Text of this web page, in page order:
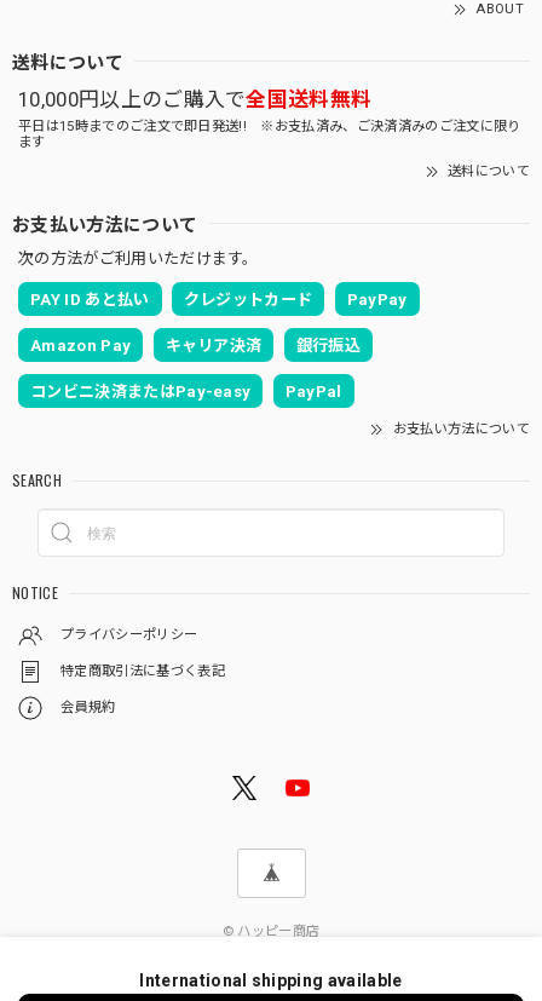
ABOUT
送料について
10,000円以上のご購入で全国送料無料
平日は15時までのご注文で即日発送!! ※お支払済み、ご決済済みのご注文に限り
ます
送料について
お支払い方法について
次の方法がご利用いただけます。
PAY ID あと払い クレジットカード PayPay
Amazon Pay キャリア決済 銀行振込
コンビニ決済またはPay-easy PayPal
お支払い方法について
SEARCH
NOTICE
プライバシーポリシー
特定商取引法に基づく表記
会員規約
© ハッピー商店
International shipping available